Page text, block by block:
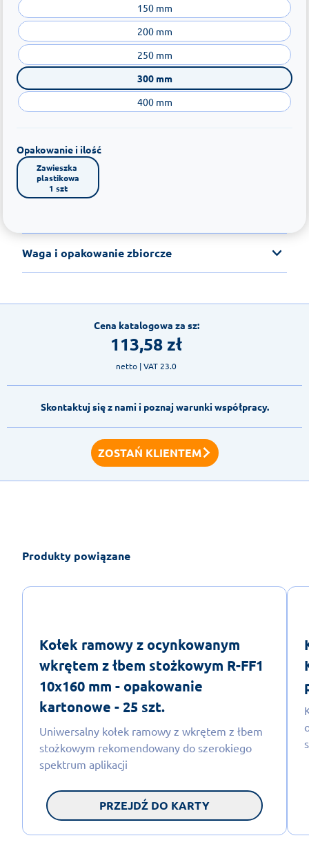
150 mm
200 mm
250 mm
300 mm
400 mm
Opakowanie i ilość
Zawieszka
plastikowa
1 szt
Waga i opakowanie zbiorcze
Cena katalogowa za sz:
113,58zł
netto | VAT 23.0
Skontaktuj się z nami i poznaj warunki współpracy.
ZOSTAŃ KLIENTEM
Produkty powiązane
Kołek ramowy z ocynkowanym
wkrętem z łbem stożkowym R-FF1
10x160 mm - opakowanie
kartonowe - 25 szt.
Uniwersalny kołek ramowy z wkrętem z łbem
stożkowym rekomendowany do szerokiego
spektrum aplikacji
PRZEJDŹ DO KARTY